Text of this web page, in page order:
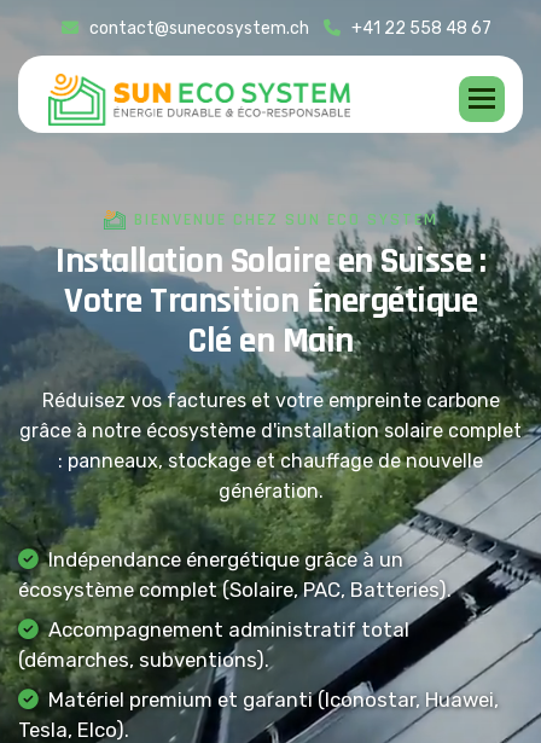
contact@sunecosystem.ch +41 22 558 48 67
BIENVENUE CHEZ SUN ECO SYSTEM
Installation SolaireenSuisse:
Votre TransitionÉnergétique
Clé en Main
Réduisez vos factures et votre empreinte carbone
grâce à notre écosystème d'installation solaire complet
: panneaux, stockage et chauffage de nouvelle
génération.
Indépendance énergétique grâce à un
écosystème complet (Solaire, PAC, Batteries).
Accompagnement administratif total
(démarches, subventions).
Matériel premium et garanti (Iconostar, Huawei,
Tesla, Elco).